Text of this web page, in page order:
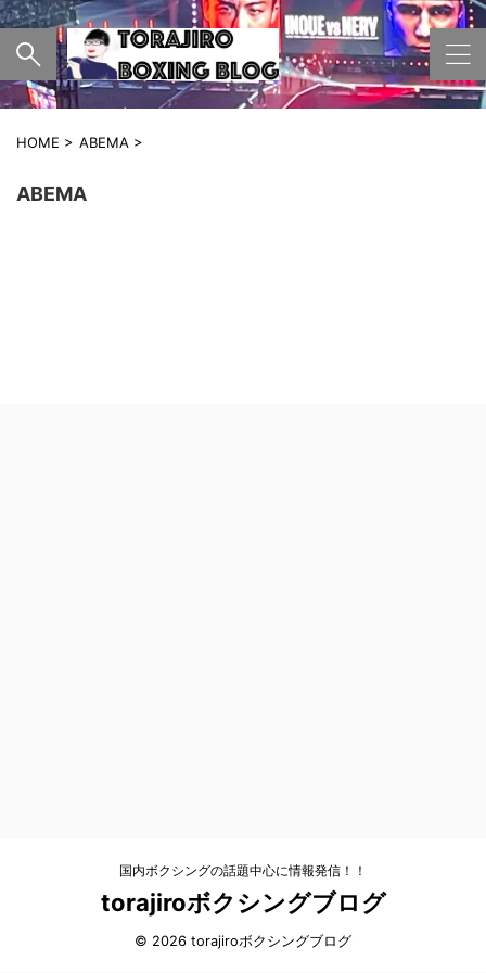
HOME > ABEMA >
ABEMA
国内ボクシングの話題中心に情報発信！！
torajiroボクシングブログ
© 2026 torajiroボクシングブログ